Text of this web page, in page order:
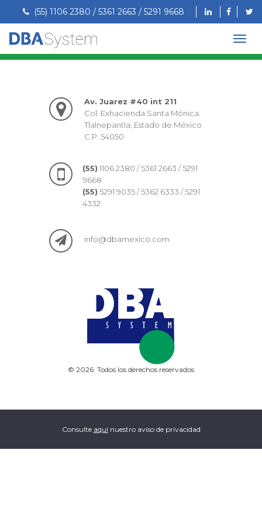
(55) 1106 2380 / 5361 2663 / 5291 9668
Av. Juarez #40 int 211
Col. Exhacienda Santa Mónica.
Tlalnepantla, Estado de México
C.P. 54050
(55) 1106 2380 / 5361 2663 / 5291
9668
(55) 5291 9035 / 5362 6333 / 5291
4332
info@dbamexico.com
© 2026. Todos los derechos reservados
Consulte aquínuestro aviso de privacidad